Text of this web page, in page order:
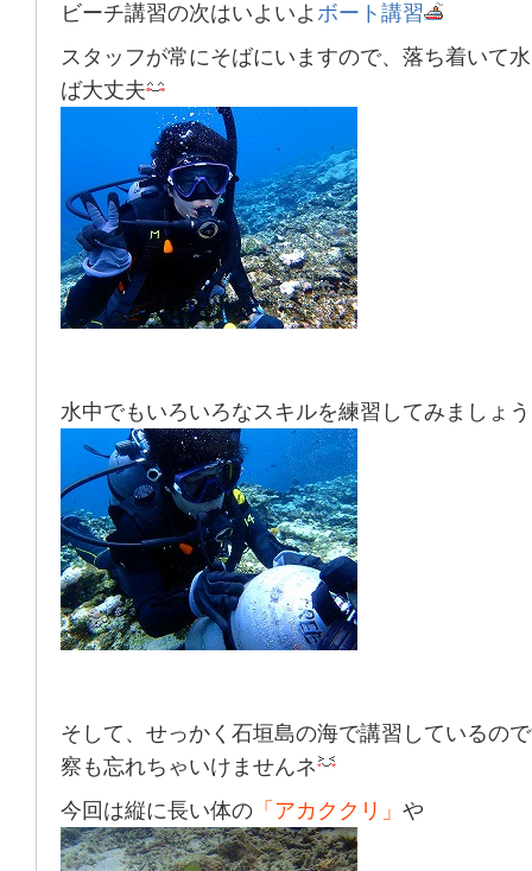
ビーチ講習の次はいよいよ ボート講習
スタッフが常にそばにいますので、落ち着いて
ば大丈夫
水中でもいろいろなスキルを練習してみましょう
そして、せっかく石垣島の海で講習しているの
察も忘れちゃいけませんネ
今回は縦に長い体の 「アカククリ」 や